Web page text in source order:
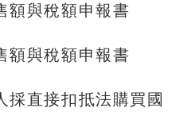
額與稅額申報書
額與稅額申報書
採直接扣抵法購買國